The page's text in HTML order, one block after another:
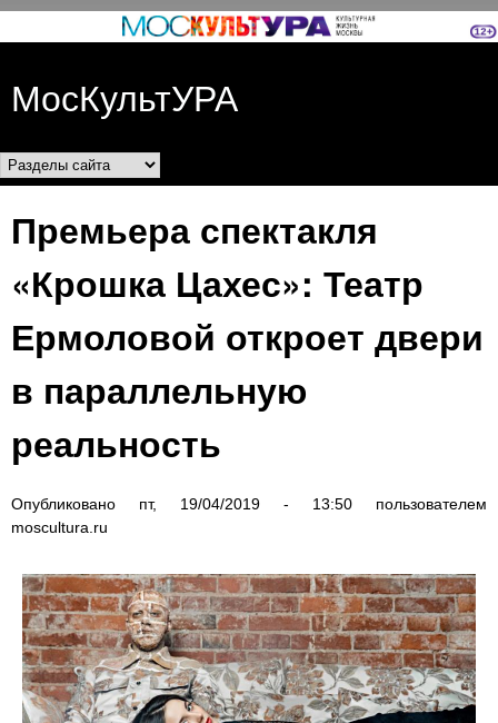
Перейти к основному
МосКультУРА
Разделы сайта
Премьера спектакля
«Крошка Цахес»: Театр
Ермоловой откроет двери
в параллельную
реальность
Опубликовано пт, 19/04/2019 - 13:50 пользователем
moscultura.ru